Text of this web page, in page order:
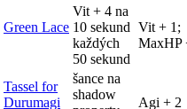
Green Lace
Vit + 4 na
10 sekund
každých
50 sekund
Vit + 1;
MaxHP
Tassel for
Durumagi
šance na
shadow
Agi + 2